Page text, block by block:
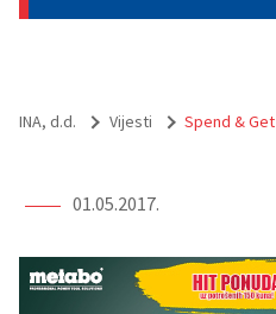
INA, d.d. Vijesti Spend & Get
01.05.2017.